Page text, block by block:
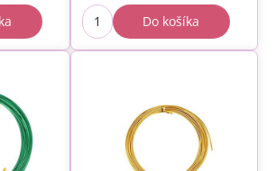
Do košíka